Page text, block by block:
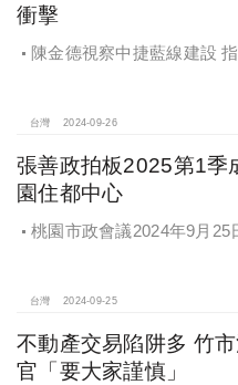
衝擊
陳金德視察中捷藍線建設
台灣 2024-09-26
張善政拍板2025第1季
園住都中心
桃園市政會議2024年9月25
住都中心
台灣 2024-09-25
不動產交易陷阱多 竹
官「要大家謹慎」